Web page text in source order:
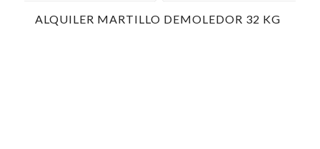
ALQUILER MARTILLO DEMOLEDOR 32 KG